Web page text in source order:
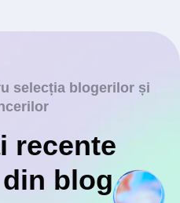
selecția blogerilor și
recente
blog